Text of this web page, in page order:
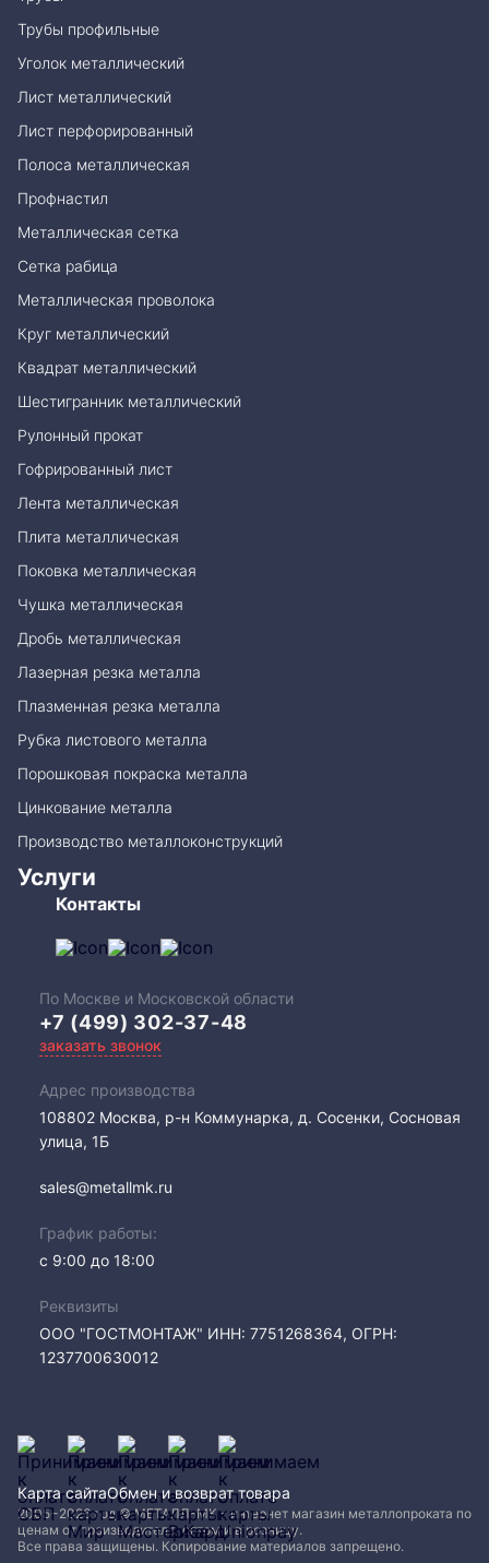
Трубы профильные
Уголок металлический
Лист металлический
Лист перфорированный
Полоса металлическая
Профнастил
Металлическая сетка
Сетка рабица
Металлическая проволока
Круг металлический
Квадрат металлический
Шестигранник металлический
Рулонный прокат
Гофрированный лист
Лента металлическая
Плита металлическая
Поковка металлическая
Чушка металлическая
Дробь металлическая
Лазерная резка металла
Плазменная резка металла
Рубка листового металла
Порошковая покраска металла
Цинкование металла
Производство металлоконструкций
Услуги
Контакты
По Москве и Московской области
+7 (499) 302-37-48
заказать звонок
Адрес производства
108802​ Москва, р-н Коммунарка, д. Сосенки, Сосновая
улица, 1Б
sales@metallmk.ru
График работы:
с 9:00 до 18:00
Реквизиты
ООО "ГОСТМОНТАЖ" ИНН: 7751268364, ОГРН:
1237700630012
2005−2026 год © МЕТАЛЛ-МК - интернет магазин металлопроката по
ценам от производителя, оптом и в розницу.
Все права защищены. Копирование материалов запрещено.
Карта сайтаОбмен и возврат товара